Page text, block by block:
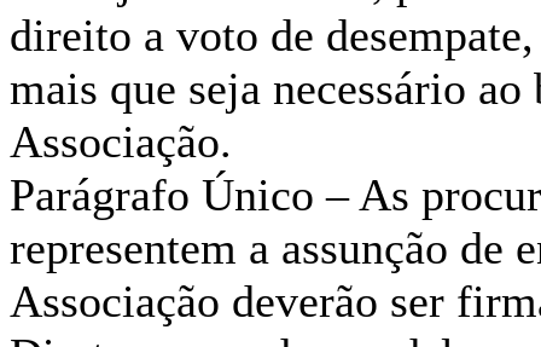
direito a voto de
mais que seja necessário
Associação.
Parágrafo Único – As
representem a assunção de
Associação deverão ser